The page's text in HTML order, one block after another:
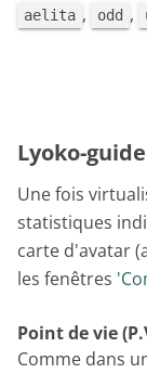
aelita , odd ,
Lyoko-guide
Une fois
statistiques
carte d'avatar
les fenêtres
Point de vie
Comme dans